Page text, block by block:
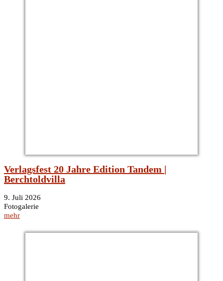
Verlagsfest 20 Jahre Edition Tandem |
Berchtoldvilla
9. Juli 2026
Fotogalerie
mehr